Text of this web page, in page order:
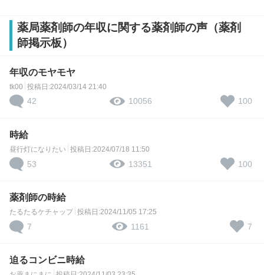
薬局薬剤師の年収に関する薬剤師の声（薬剤
師掲示板）
年収のモヤモヤ
tk00 投稿日:2024/03/14 21:40
42 10056 100
時給
昼行灯になりたい 投稿日:2024/07/18 11:50
53 13351 100
薬剤師の時給
たるたるケチャップ 投稿日:2024/11/05 17:25
7 1161 7
迫るコンビニ時給